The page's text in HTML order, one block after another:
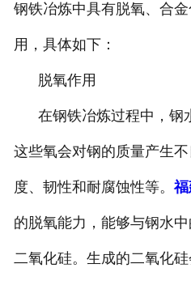
钢铁冶炼中具有脱氧、合
用，具体如下：
脱氧作用
在钢铁冶炼过程中，钢
这些氧会对钢的质量产生
度、韧性和耐腐蚀性等。
的脱氧能力，能够与钢水
二氧化硅。生成的二氧化